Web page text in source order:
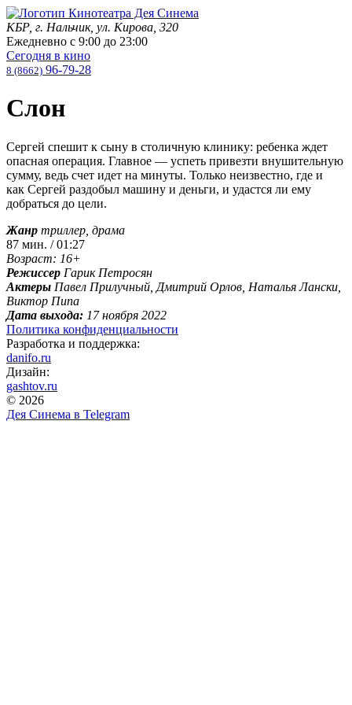
КБР, г. Нальчик, ул. Кирова, 320
Ежедневно с 9:00 до 23:00
Сегодня в кино
8 (8662) 96-79-28
Слон
Сергей спешит к сыну в столичную клинику: ребенка ждет
опасная операция. Главное — успеть привезти внушительную
сумму, ведь счет идет на минуты. Только неизвестно, где и
как Сергей раздобыл машину и деньги, и удастся ли ему
добраться до цели.
Жанр триллер, драма
87 мин. / 01:27
Возраст: 16+
Режиссер Гарик Петросян
Актеры Павел Прилучный, Дмитрий Орлов, Наталья Лански,
Виктор Пипа
Дата выхода: 17 ноября 2022
Политика конфиденциальности
Разработка и поддержка:
danifo.ru
Дизайн:
gashtov.ru
© 2026
Дея Синема в Telegram